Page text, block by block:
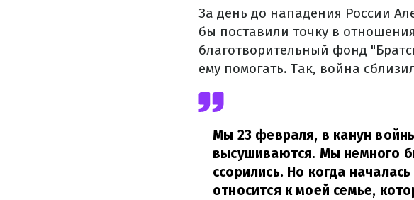
За день до нападения России
бы поставили точку в
благотворительный фонд
ему помогать. Так, война
Мы 23 февраля, в канун
высушиваются. Мы немного
ссорились. Но когда
относится к моей семье,